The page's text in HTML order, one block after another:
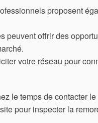
proposent
peuvent offrir des
votre réseau pour
le temps de contacter
pour inspecter la